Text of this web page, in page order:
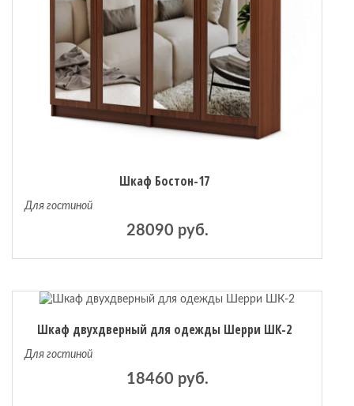
Шкаф Бостон-17
Для гостиной
28090 руб.
Шкаф двухдверный для одежды Шерри ШК-2
Для гостиной
18460 руб.